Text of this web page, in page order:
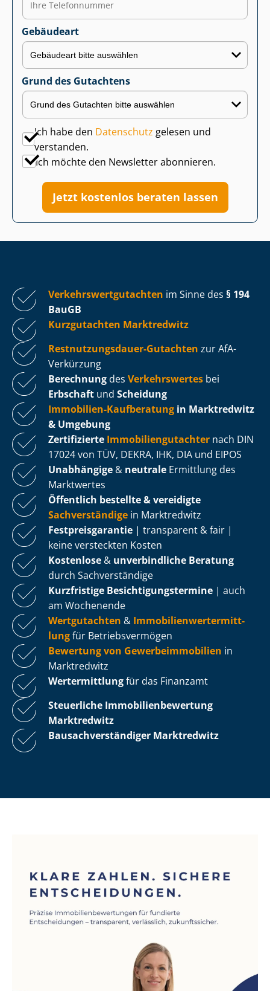
Gebäudeart
Grund des Gutachtens
Ich habe den Datenschutz gelesen und
verstanden.
Ich möchte den Newsletter abonnieren.
Jetzt kostenlos beraten lassen
Ver­kehrs­wert­gut­ach­ten im Sinne des § 194
BauGB
Kurzgutachten Marktredwitz
Rest­nut­zungs­dau­er-Gutachten zur AfA-
Verkürzung
Berechnung des Verkehrswertes bei
Erbschaft und Scheidung
Immobilien-Kaufberatung in Marktredwitz
& Umgebung
Zertifizierte Im­mo­bi­li­en­gut­ach­ter nach DIN
17024 von TÜV, DEKRA, IHK, DIA und EIPOS
Unabhängige & neutrale Ermittlung des
Marktwertes
Öffentlich bestellte & vereidigte
Sachverständige in Marktredwitz
Fest­preis­ga­ran­tie | transparent & fair |
keine versteckten Kosten
Kostenlose & unverbindliche Beratung
durch Sachverständige
Kurzfristige Be­sich­ti­gungs­ter­mi­ne | auch
am Wochenende
Wertgutachten & Im­mo­bi­li­en­wert­ermitt­
lungfür Be­triebs­ver­mö­gen
Bewertung von Ge­wer­be­im­mo­bi­li­en in
Marktredwitz
Wertermittlungfür das Finanzamt
Steuerliche Im­mo­bi­li­en­be­wer­tung
Marktredwitz
Bau­sach­ver­stän­di­ger Marktredwitz